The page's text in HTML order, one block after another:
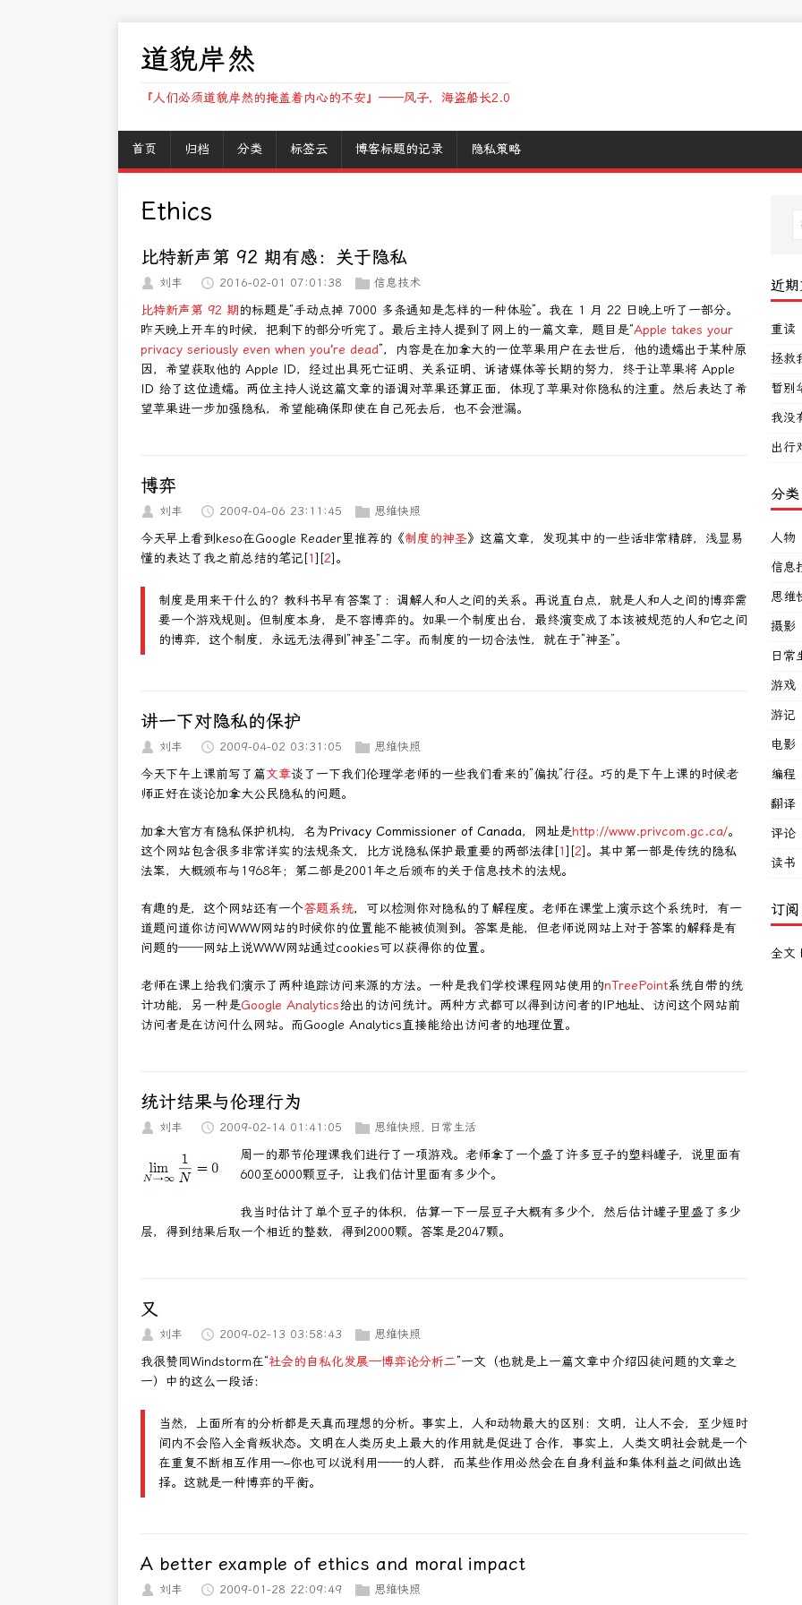
道貌岸然
『人们必须道貌岸然的掩盖着内心的不安』——风子，海盗船长2.0
首页 归档 分类 标签云 博客标题的记录 隐私策略
Ethics
比特新声第 92 期有感：关于隐私
刘丰 2016-02-01 07:01:38 信息技术
比特新声第 92 期的标题是“手动点掉 7000 多条通知是怎样的一种体验”。我在 1 月 22 日晚上听了一部分。
昨天晚上开车的时候，把剩下的部分听完了。最后主持人提到了网上的一篇文章，题目是“Apple takes your
privacy seriously even when you’re dead”，内容是在加拿大的一位苹果用户在去世后，他的遗孀出于某种原
因，希望获取他的 Apple ID，经过出具死亡证明、关系证明、诉诸媒体等长期的努力，终于让苹果将 Apple
ID 给了这位遗孀。两位主持人说这篇文章的语调对苹果还算正面，体现了苹果对你隐私的注重。然后表达了希
望苹果进一步加强隐私，希望能确保即使在自己死去后，也不会泄漏。
博弈
刘丰 2009-04-06 23:11:45 思维快照
今天早上看到keso在Google Reader里推荐的《制度的神圣》这篇文章，发现其中的一些话非常精辟，浅显易
懂的表达了我之前总结的笔记[1][2]。
制度是用来干什么的？教科书早有答案了：调解人和人之间的关系。再说直白点，就是人和人之间的博弈需
要一个游戏规则。但制度本身，是不容博弈的。如果一个制度出台，最终演变成了本该被规范的人和它之间
的博弈，这个制度，永远无法得到”神圣”二字。而制度的一切合法性，就在于”神圣”。
讲一下对隐私的保护
刘丰 2009-04-02 03:31:05 思维快照
今天下午上课前写了篇文章谈了一下我们伦理学老师的一些我们看来的”偏执”行径。巧的是下午上课的时候老
师正好在谈论加拿大公民隐私的问题。
加拿大官方有隐私保护机构，名为Privacy Commissioner of Canada，网址是http://www.privcom.gc.ca/。
这个网站包含很多非常详实的法规条文，比方说隐私保护最重要的两部法律[1][2]。其中第一部是传统的隐私
法案，大概颁布与1968年；第二部是2001年之后颁布的关于信息技术的法规。
有趣的是，这个网站还有一个答题系统，可以检测你对隐私的了解程度。老师在课堂上演示这个系统时，有一
道题问道你访问WWW网站的时候你的位置能不能被侦测到。答案是能，但老师说网站上对于答案的解释是有
问题的──网站上说WWW网站通过cookies可以获得你的位置。
老师在课上给我们演示了两种追踪访问来源的方法。一种是我们学校课程网站使用的nTreePoint系统自带的统
计功能，另一种是Google Analytics给出的访问统计。两种方式都可以得到访问者的IP地址、访问这个网站前
访问者是在访问什么网站。而Google Analytics直接能给出访问者的地理位置。
统计结果与伦理行为
刘丰 2009-02-14 01:41:05 思维快照 , 日常生活
周一的那节伦理课我们进行了一项游戏。老师拿了一个盛了许多豆子的塑料罐子，说里面有
600至6000颗豆子，让我们估计里面有多少个。
我当时估计了单个豆子的体积，估算一下一层豆子大概有多少个，然后估计罐子里盛了多少
层，得到结果后取一个相近的整数，得到2000颗。答案是2047颗。
又
刘丰 2009-02-13 03:58:43 思维快照
我很赞同Windstorm在“社会的自私化发展—博弈论分析二”一文（也就是上一篇文章中介绍囚徒问题的文章之
一）中的这么一段话：
当然，上面所有的分析都是天真而理想的分析。事实上，人和动物最大的区别：文明，让人不会，至少短时
间内不会陷入全背叛状态。文明在人类历史上最大的作用就是促进了合作，事实上，人类文明社会就是一个
在重复不断相互作用—–你也可以说利用——的人群，而某些作用必然会在自身利益和集体利益之间做出选
择。这就是一种博弈的平衡。
A better example of ethics and moral impact
刘丰 2009-01-28 22:09:49 思维快照
近
重读
拯救
暂别
我没
出行
分类
人物
信息
思维
摄影
日常
游戏
游记
电影
编程
翻译
评论
读书
订阅
全文